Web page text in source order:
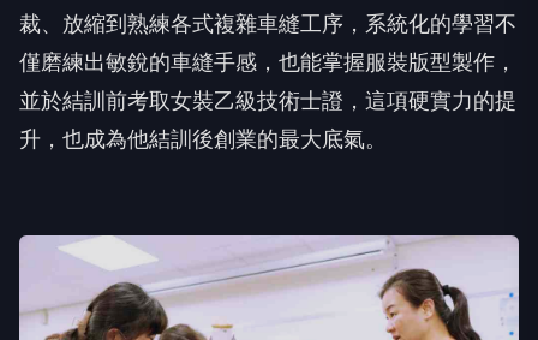
裁、放縮到熟練各式複雜車縫工序，系統化的學習不
僅磨練出敏銳的車縫手感，也能掌握服裝版型製作，
並於結訓前考取女裝乙級技術士證，這項硬實力的提
升，也成為他結訓後創業的最大底氣。